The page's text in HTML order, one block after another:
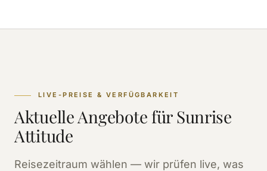
LIVE-PREISE & VERFÜGBARKEIT
Aktuelle Angebote für Sunrise
Attitude
Reisezeitraum wählen — wir prüfen live, was